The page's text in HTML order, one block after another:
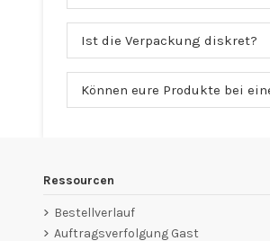
Ist die Verpackung diskret?
Können eure Produkte bei
Ressourcen
Bestellverlauf
Auftragsverfolgung Gast